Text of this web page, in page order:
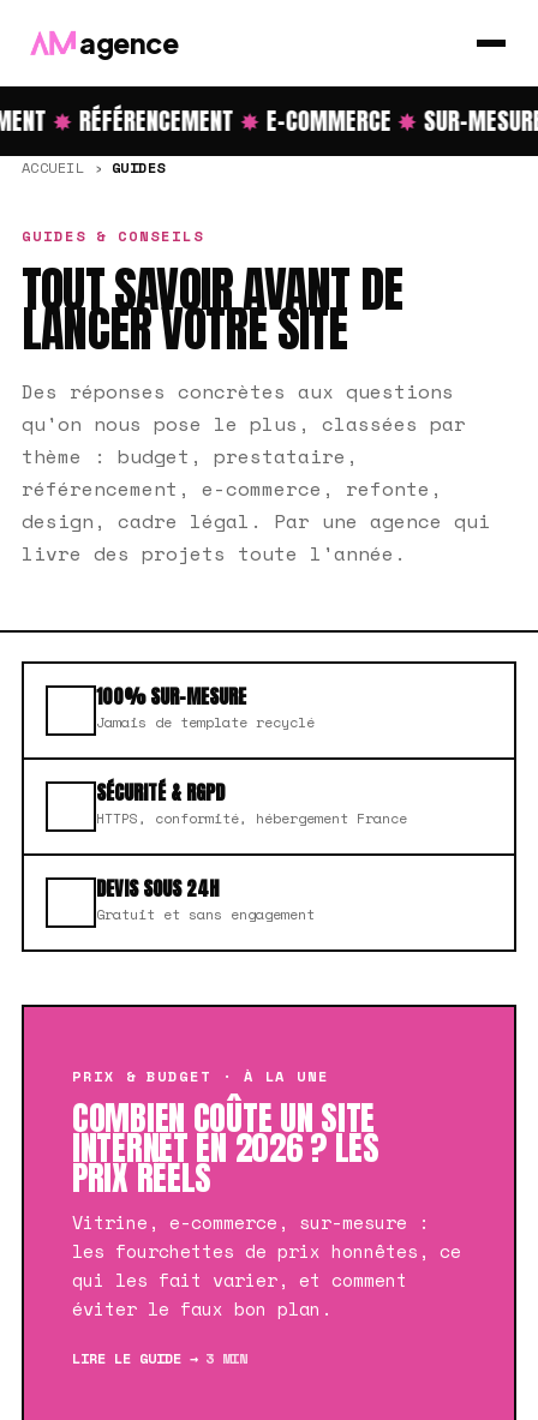
agence
✸RÉFÉRENCEMENT✸E-COMMERCE✸SUR-MESURE
ACCUEIL › GUIDES
GUIDES & CONSEILS
TOUT SAVOIR AVANT DE
LANCER VOTRE SITE
Des réponses concrètes aux questions
qu'on nous pose le plus, classées par
thème : budget, prestataire,
référencement, e-commerce, refonte,
design, cadre légal. Par une agence qui
livre des projets toute l'année.
100% SUR-MESURE
Jamais de template recyclé
SÉCURITÉ & RGPD
HTTPS, conformité, hébergement France
DEVIS SOUS 24H
Gratuit et sans engagement
PRIX & BUDGET · À LA UNE
COMBIEN COÛTE UN SITE
INTERNET EN 2026 ? LES
PRIX RÉELS
Vitrine, e-commerce, sur-mesure :
les fourchettes de prix honnêtes, ce
qui les fait varier, et comment
éviter le faux bon plan.
LIRE LE GUIDE → 3 MIN